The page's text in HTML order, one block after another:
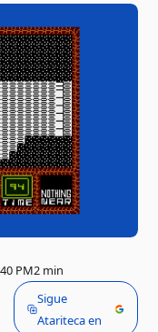
PM2 min
Sigue
Atariteca en